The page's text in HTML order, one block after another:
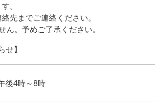
。
先までご連絡ください。
。予めご了承ください。
】
後4時～8時